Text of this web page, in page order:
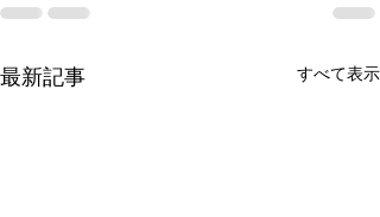
最新記事 すべて表示